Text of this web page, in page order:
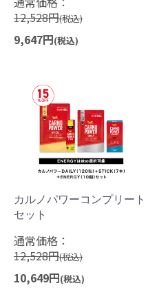
12,528円(税込)
9,647円(税込)
カルノパワーコンプリート
セット
通常価格：
12,528円(税込)
10,649円(税込)